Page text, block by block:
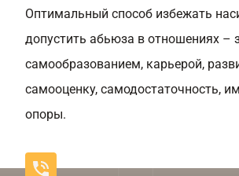
Оптимальный способ избежать
допустить абьюза в отношениях –
самообразованием, карьерой,
самооценку, самодостаточность,
опоры.